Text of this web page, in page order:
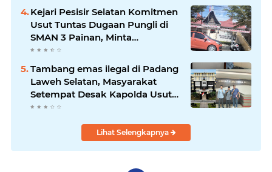
Kejari Pesisir Selatan Komitmen
Usut Tuntas Dugaan Pungli di
SMAN 3 Painan, Minta
Inspektorat Sumbar Lakukan
Pemeriksaan
Tambang emas ilegal di Padang
Laweh Selatan, Masyarakat
Setempat Desak Kapolda Usut
Tuntas
Lihat Selengkapnya